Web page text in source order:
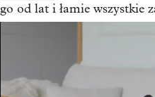
go od lat i łamie wszystkie